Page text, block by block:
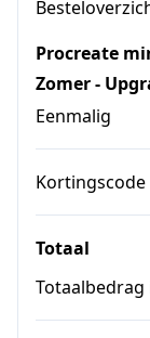
Procreate
Zomer -
Eenmalig
Kortingscode
Totaal
Totaalbedrag